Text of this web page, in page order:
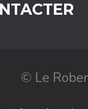
© Le